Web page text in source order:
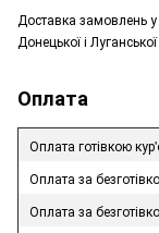
Доставка замовлень
Донецької і
Оплата
Оплата готівкою
Оплата за
Оплата за